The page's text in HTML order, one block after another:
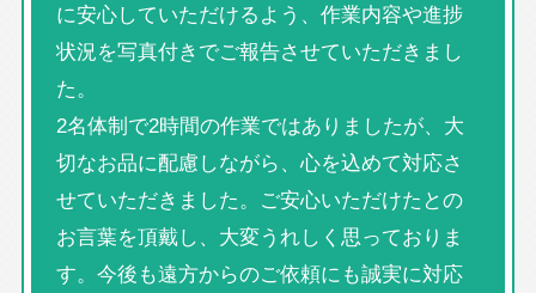
に安心していただけるよう、作業内容や進捗
状況を写真付きでご報告させていただきまし
た。
2名体制で2時間の作業ではありましたが、大
切なお品に配慮しながら、心を込めて対応さ
せていただきました。ご安心いただけたとの
お言葉を頂戴し、大変うれしく思っておりま
す。今後も遠方からのご依頼にも誠実に対応